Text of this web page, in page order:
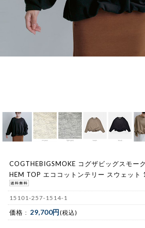
COGTHEBIGSMOKE コグザビッグスモー
HEM TOP エココットンテリー スウェッ
15101-257-1514-1
価格 : 29,700円(税込)